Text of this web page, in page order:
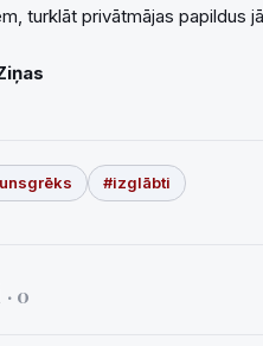
turklāt privātmājas papildus
#izglābti
· 0